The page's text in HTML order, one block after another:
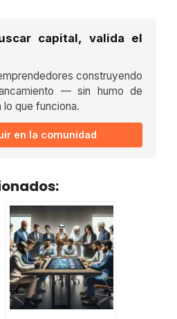
capital, valida el
construyendo
— sin humo de
que funciona.
en la comunidad